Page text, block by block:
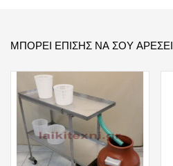
ΜΠΟΡΕΊ ΕΠΊΣΗΣ ΝΑ ΣΟΥ ΑΡΈΣΕΙ